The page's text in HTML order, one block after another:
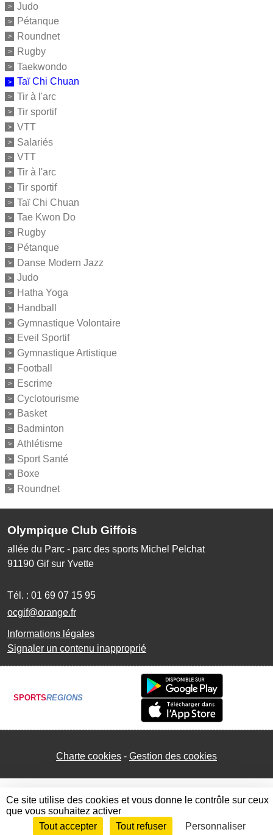
Judo
Pétanque
Roundnet
Rugby
Taekwondo
Taï Chi Chuan
Tir à l'arc
Tir sportif
VTT
Salariés
VTT
Tir à l'arc
Tir sportif
Taï Chi Chuan
Tae Kwon Do
Rugby
Pétanque
Danse Modern Jazz
Judo
Hatha Yoga
Handball
Gymnastique Volontaire
Eveil Sportif
Gymnastique Artistique
Football
Escrime
Cyclotourisme
Basket
Badminton
Athlétisme
Sport Santé
Boxe
Roundnet
Olympique Club Giffois
allée du Parc - parc des sports Michel Pelchat
91190 Gif sur Yvette
Tél. : 01 69 07 15 95
ocgif@orange.fr
Informations légales
Signaler un contenu inapproprié
SPORTSREGIONS
Charte cookies Gestion des cookies
Envie de participer ? Connexion
Ce site utilise des cookies et vous donne le contrôle sur ceux
que vous souhaitez activer
Tout accepter
Tout refuser Personnaliser